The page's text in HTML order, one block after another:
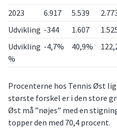
2023
6.917 5.539
Udvikling -344 1.607
Udvikling
%
-4,7% 40,9%
Procenterne hos Tennis Øst
største forskel er i den store
Øst må ”nøjes” med en
topper den med 70,4 procent.